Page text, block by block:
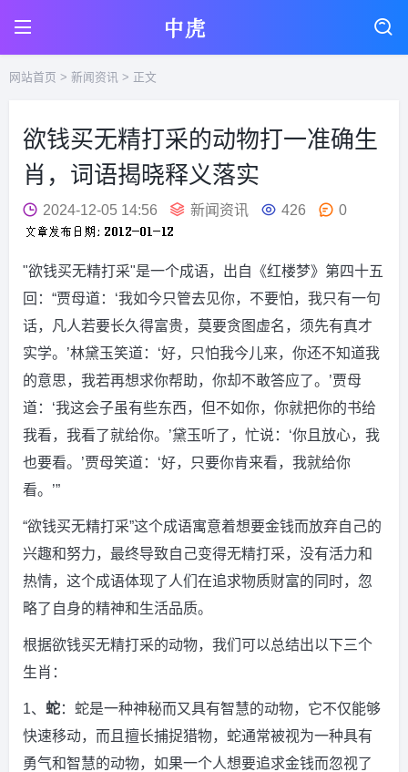
网站首页 > 新闻资讯 > 正文
欲钱买无精打采的动物打一准确生
肖，词语揭晓释义落实
2024-12-05 14:56 新闻资讯 426 0
"欲钱买无精打采"是一个成语，出自《红楼梦》第四十五
回：“贾母道：‘我如今只管去见你，不要怕，我只有一句
话，凡人若要长久得富贵，莫要贪图虚名，须先有真才
实学。’林黛玉笑道：‘好，只怕我今儿来，你还不知道我
的意思，我若再想求你帮助，你却不敢答应了。’贾母
道：‘我这会子虽有些东西，但不如你，你就把你的书给
我看，我看了就给你。’黛玉听了，忙说：‘你且放心，我
也要看。’贾母笑道：‘好，只要你肯来看，我就给你
看。’”
“欲钱买无精打采”这个成语寓意着想要金钱而放弃自己的
兴趣和努力，最终导致自己变得无精打采，没有活力和
热情，这个成语体现了人们在追求物质财富的同时，忽
略了自身的精神和生活品质。
根据欲钱买无精打采的动物，我们可以总结出以下三个
生肖：
1、 蛇：蛇是一种神秘而又具有智慧的动物，它不仅能够
快速移动，而且擅长捕捉猎物，蛇通常被视为一种具有
勇气和智慧的动物，如果一个人想要追求金钱而忽视了